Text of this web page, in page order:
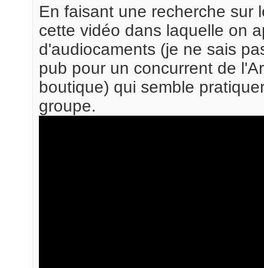
En faisant une recherche sur
cette vidéo dans laquelle on
d'audiocaments (je ne sais
pub pour un concurrent de
boutique) qui semble
groupe.